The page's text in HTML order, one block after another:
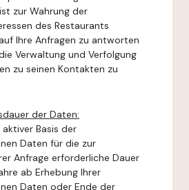
zur Wahrung der
des Restaurants
Ihre Anfragen zu antworten
Verwaltung und Verfolgung
zu seinen Kontakten zu
der Daten:
Basis der
Daten für die zur
Anfrage erforderliche Dauer
ab Erhebung Ihrer
Daten oder Ende der